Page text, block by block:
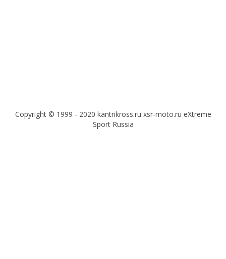
Copyright © 1999 - 2020 kantrikross.ru xsr-moto.ru eXtreme
Sport Russia